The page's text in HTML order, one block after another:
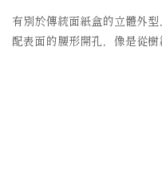
有別於傳統面紙盒的立體外
配表面的腰形開孔，像是從樹